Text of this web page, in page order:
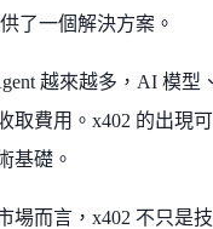
了一個解決方案。
越來越多，AI 模型
取費用。x402 的出現
基礎。
場而言，x402 不只是技